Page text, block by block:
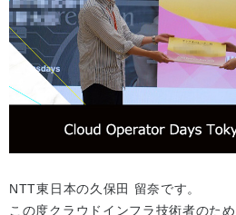
NTT東日本の久保田 留奈です。
この度クラウドインフラ技術者のた